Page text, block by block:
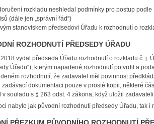
rozkladu neshledal podmínky pro postup podle
(dále jen „správní řád“)
stanoviskem předsedovi Úřadu k rozhodnutí o
PŘEDSEDY ÚŘADU
vydal předseda Úřadu rozhodnutí o rozkladu č. j.
Úřadu“), kterým napadené rozhodnutí potvrdil a
rozhodnutí, že zadavatel měl povinnost
dokumentaci pouze v prosté kopii, některé
v souladu s § 263 odst. 4 zákona, když uložil
jak původní rozhodnutí předsedy Úřadu, tak i